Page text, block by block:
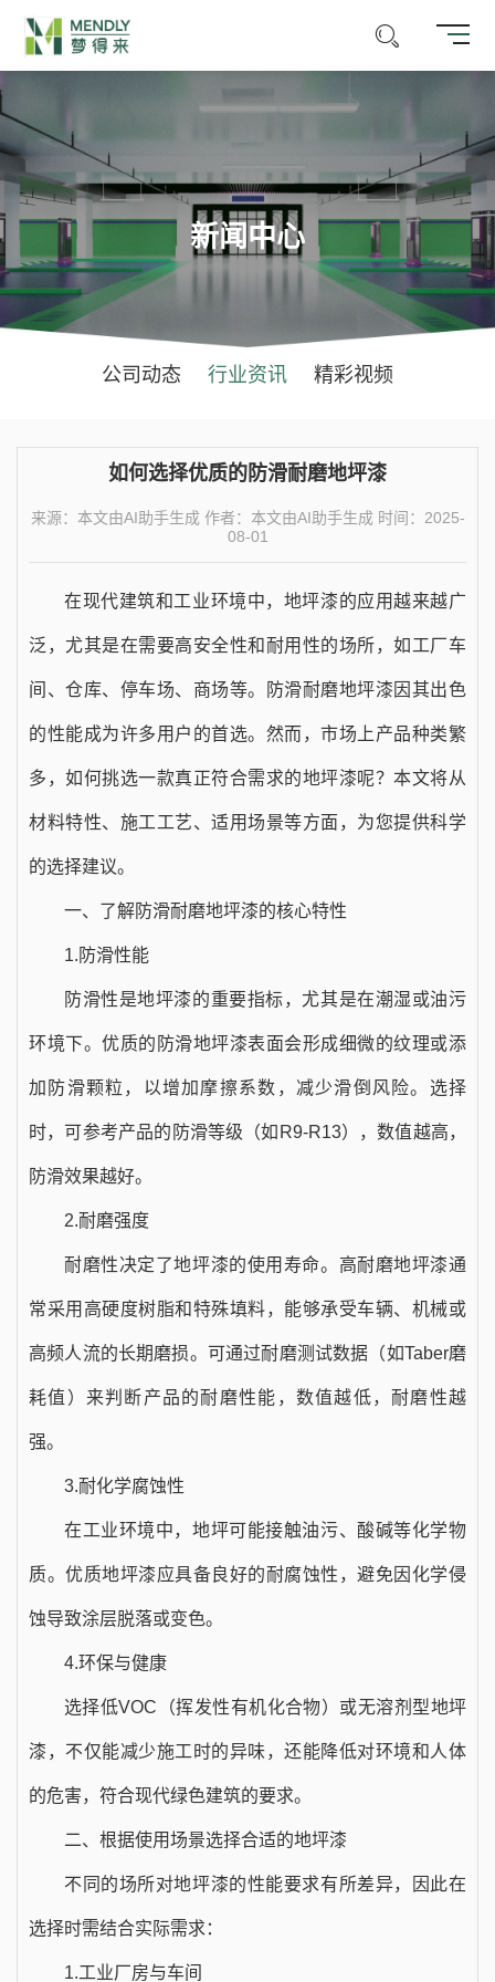
新闻中心
公司动态 行业资讯 精彩视频
如何选择优质的防滑耐磨地坪漆
来源：本文由AI助手生成 作者：本文由AI助手生成 时间：2025-
08-01
在现代建筑和工业环境中，地坪漆的应用越来越广
泛，尤其是在需要高安全性和耐用性的场所，如工厂车
间、仓库、停车场、商场等。防滑耐磨地坪漆因其出色
的性能成为许多用户的首选。然而，市场上产品种类繁
多，如何挑选一款真正符合需求的地坪漆呢？本文将从
材料特性、施工工艺、适用场景等方面，为您提供科学
的选择建议。
一、了解防滑耐磨地坪漆的核心特性
1.防滑性能
防滑性是地坪漆的重要指标，尤其是在潮湿或油污
环境下。优质的防滑地坪漆表面会形成细微的纹理或添
加防滑颗粒，以增加摩擦系数，减少滑倒风险。选择
时，可参考产品的防滑等级（如R9-R13），数值越高，
防滑效果越好。
2.耐磨强度
耐磨性决定了地坪漆的使用寿命。高耐磨地坪漆通
常采用高硬度树脂和特殊填料，能够承受车辆、机械或
高频人流的长期磨损。可通过耐磨测试数据（如Taber磨
耗值）来判断产品的耐磨性能，数值越低，耐磨性越
强。
3.耐化学腐蚀性
在工业环境中，地坪可能接触油污、酸碱等化学物
质。优质地坪漆应具备良好的耐腐蚀性，避免因化学侵
蚀导致涂层脱落或变色。
4.环保与健康
选择低VOC（挥发性有机化合物）或无溶剂型地坪
漆，不仅能减少施工时的异味，还能降低对环境和人体
的危害，符合现代绿色建筑的要求。
二、根据使用场景选择合适的地坪漆
不同的场所对地坪漆的性能要求有所差异，因此在
选择时需结合实际需求：
1.工业厂房与车间